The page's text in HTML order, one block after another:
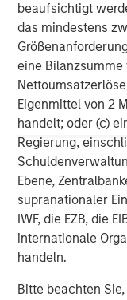
beaufsichtigt
das mindestens
eine Bilanzsumme
Eigenmittel von 2
handelt; oder (c)
Regierung,
Ebene,
supranationaler
IWF, die EZB, die
internationale
handeln.
Bitte beachten
Morgan Stanley
private equity
Management, is a
that makes
investments in
North America.
a differentiated
buyout and build-
established energy
chain in
teams. For further
Energy Partners,
visit
Morgan Stanley